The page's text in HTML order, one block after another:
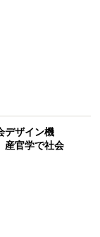
デザイン機
産官学で社会